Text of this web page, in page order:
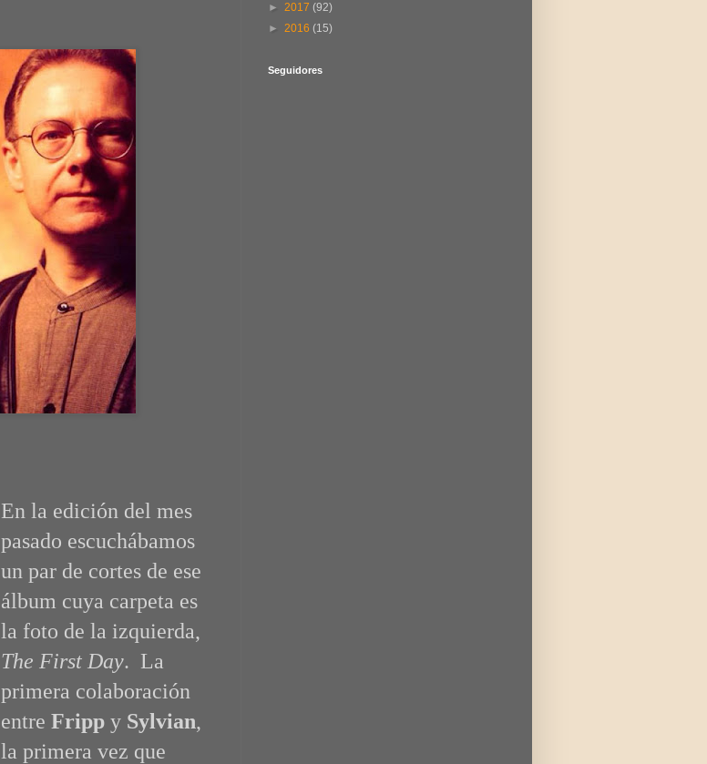
En la edición del mes
pasado escuchábamos
un par de cortes de ese
álbum cuya carpeta es
la foto de la izquierda,
The First Day. La
primera colaboración
entreFrippy Sylvian,
la primera vez que
► 2017 (92)
► 2016 (15)
Seguidores